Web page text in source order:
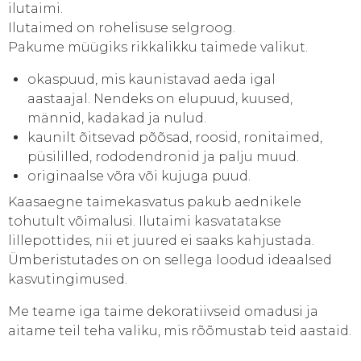
ilutaimi.
Ilutaimed on rohelisuse selgroog.
Pakume müügiks rikkalikku taimede valikut.
okaspuud, mis kaunistavad aeda igal
aastaajal. Nendeks on elupuud, kuused,
männid, kadakad ja nulud.
kaunilt õitsevad põõsad, roosid, ronitaimed,
püsililled, rododendronid ja palju muud.
originaalse võra või kujuga puud.
Kaasaegne taimekasvatus pakub aednikele
tohutult võimalusi. Ilutaimi kasvatatakse
lillepottides, nii et juured ei saaks kahjustada.
Ümberistutades on on sellega loodud ideaalsed
kasvutingimused.
Me teame iga taime dekoratiivseid omadusi ja
aitame teil teha valiku, mis rõõmustab teid aastaid.